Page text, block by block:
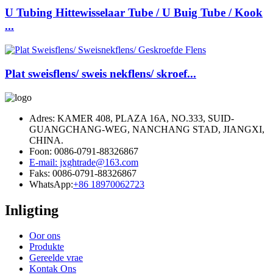
U Tubing Hittewisselaar Tube / U Buig Tube / Kook
...
Plat sweisflens/ sweis nekflens/ skroef...
Adres: KAMER 408, PLAZA 16A, NO.333, SUID-
GUANGCHANG-WEG, NANCHANG STAD, JIANGXI,
CHINA.
Foon: 0086-0791-88326867
E-mail: jxghtrade@163.com
Faks: 0086-0791-88326867
WhatsApp:+86 18970062723
Inligting
Oor ons
Produkte
Gereelde vrae
Kontak Ons